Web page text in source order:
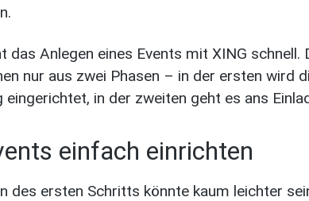
das Anlegen eines Events mit XING
nur aus zwei Phasen – in der ersten wird
eingerichtet, in der zweiten geht es ans
einfach einrichten
des ersten Schritts könnte kaum leichter